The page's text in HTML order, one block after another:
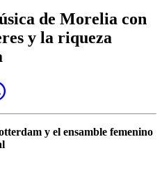
de Morelia con
y la riqueza
y el ensamble femenino